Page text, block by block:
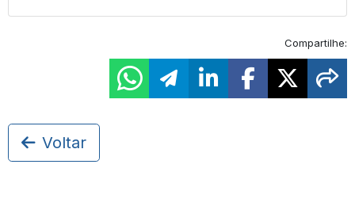
Compartilhe:
Voltar